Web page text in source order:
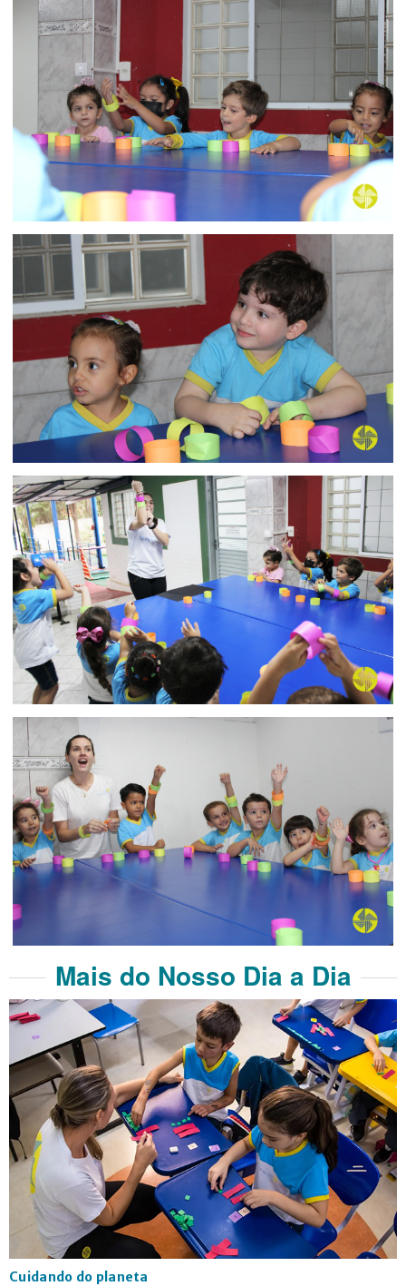
Mais do Nosso Dia a Dia
Cuidando do planeta